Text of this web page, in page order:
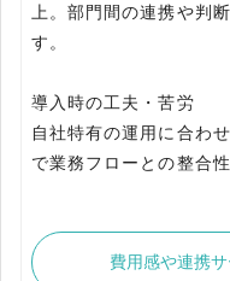
上。部門間の連携や判
す。
導入時の工夫・苦労
自社特有の運用に合わ
で業務フローとの整合
費用感や連携